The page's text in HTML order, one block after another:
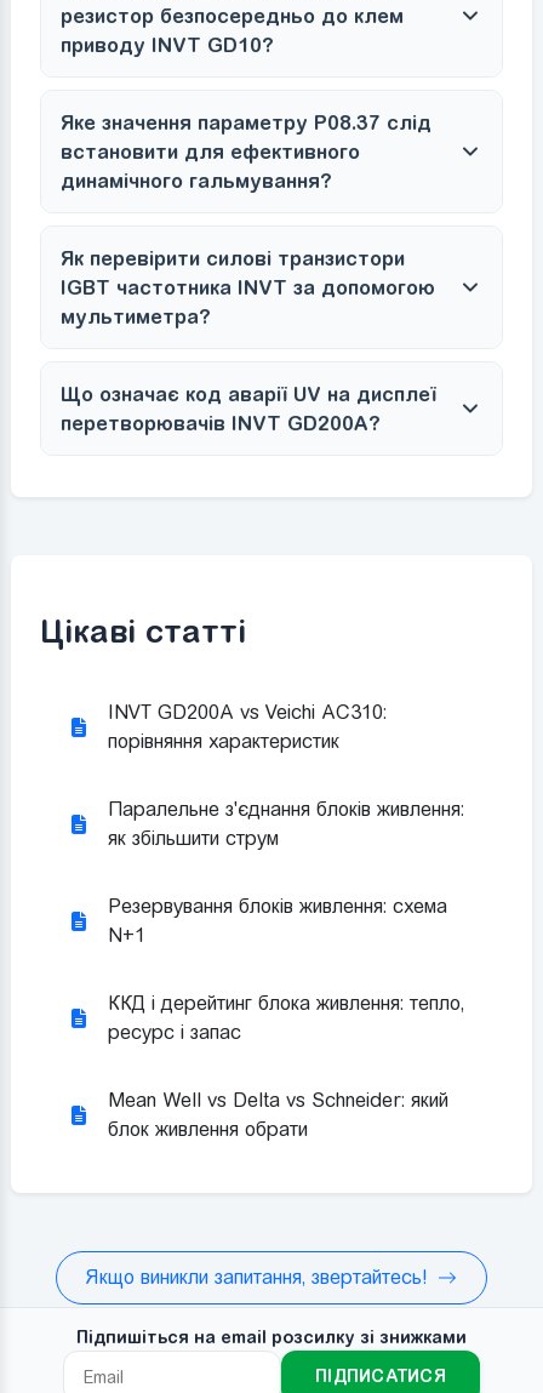
резистор безпосередньо до клем
приводу INVT GD10?
Яке значення параметру P08.37 слід
встановити для ефективного
динамічного гальмування?
Як перевірити силові транзистори
IGBT частотника INVT за допомогою
мультиметра?
Що означає код аварії UV на дисплеї
перетворювачів INVT GD200A?
Цікаві статті
INVT GD200A vs Veichi AC310:
порівняння характеристик
Паралельне з'єднання блоків живлення:
як збільшити струм
Резервування блоків живлення: схема
N+1
ККД і дерейтинг блока живлення: тепло,
ресурс і запас
Mean Well vs Delta vs Schneider: який
блок живлення обрати
Якщо виникли запитання, звертайтесь!
Підпишіться на email розсилку зі знижками
ПІДПИСАТИСЯ